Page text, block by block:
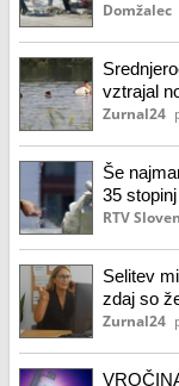
Domžalec
vztrajal
Zurnal24
Še
35
RTV
Selitev
zdaj so
Zurnal24